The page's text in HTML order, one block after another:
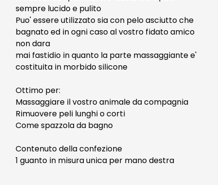
sempre lucido e pulito
Puo' essere utilizzato sia con pelo asciutto che
bagnato ed in ogni caso al vostro fidato amico
non dara
mai fastidio in quanto la parte massaggiante e'
costituita in morbido silicone
Ottimo per:
Massaggiare il vostro animale da compagnia
Rimuovere peli lunghi o corti
Come spazzola da bagno
Contenuto della confezione
1 guanto in misura unica per mano destra